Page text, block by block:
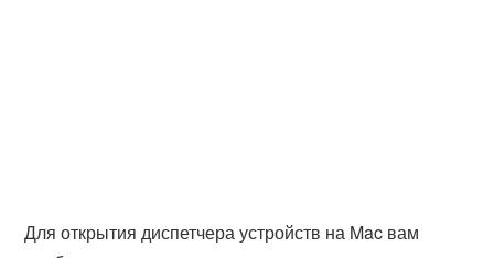
Для открытия диспетчера устройств на Mac вам